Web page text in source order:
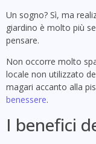
Un sogno? Sì, ma
giardino è molto più
pensare.
Non occorre molto
locale non utilizzato
magari accanto alla
benessere.
I benefici